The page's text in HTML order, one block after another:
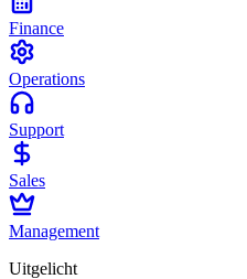
Finance
Operations
Support
Sales
Management
Uitgelicht